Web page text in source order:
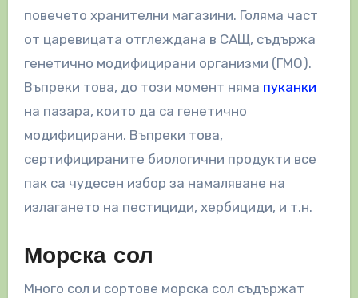
повечето хранителни магазини. Голяма част
от царевицата отглеждана в САЩ, съдържа
генетично модифицирани организми (ГМО).
Въпреки това, до този момент няма пуканки
на пазара, които да са генетично
модифицирани. Въпреки това,
сертифицираните биологични продукти все
пак са чудесен избор за намаляване на
излагането на пестициди, хербициди, и т.н.
Морска сол
Много сол и сортове морска сол съдържат